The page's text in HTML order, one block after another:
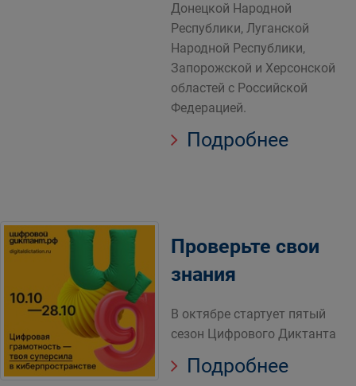
Донецкой Народной
Республики, Луганской
Народной Республики,
Запорожской и Херсонской
областей с Российской
Федерацией.
Подробнее
Проверьте свои
знания
В октябре стартует пятый
сезон Цифрового Диктанта
Подробнее